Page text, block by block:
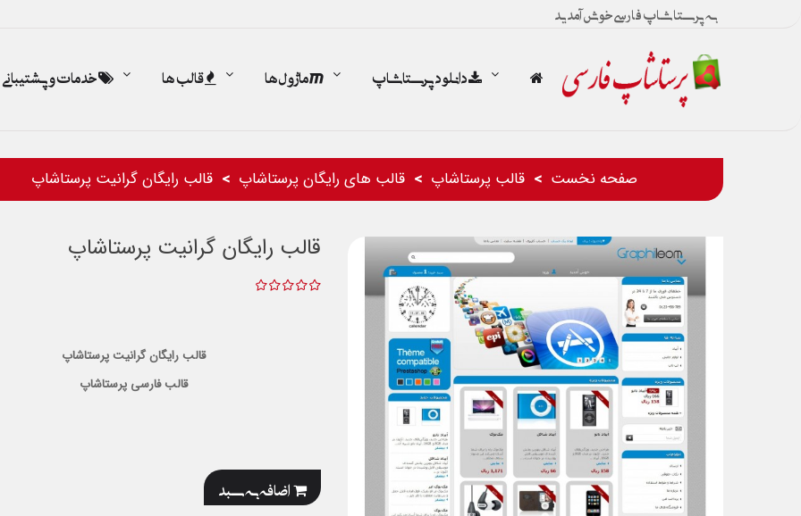
به پرستاشاپ فارسی خوش آمدید
دانلود پرستاشاپ ماژول ها قالب ها خدمات و پشتیبانی
صفحه نخست قالب پرستاشاپ قالب های رایگان پرستاشاپ قالب رایگان گرانیت پرستاشاپ
قالب رایگان گرانیت پرستاشاپ
قالب رایگان گرانیت پرستاشاپ
قالب فارسی پرستاشاپ
اضافه به سبد